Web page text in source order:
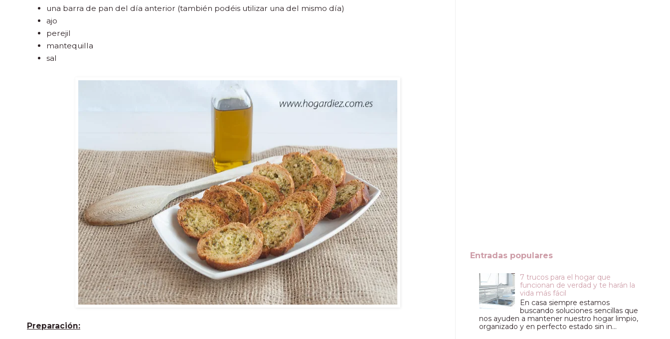
una barra de pan del día anterior (también podéis utilizar una del mismo día)
ajo
perejil
mantequilla
sal
Preparación:
Entradas populares
7 trucos para el hogar que
funcionan de verdad y te harán la
vida más fácil
En casa siempre estamos
buscando soluciones sencillas que
nos ayuden a mantener nuestro hogar limpio,
organizado y en perfecto estado sin in...